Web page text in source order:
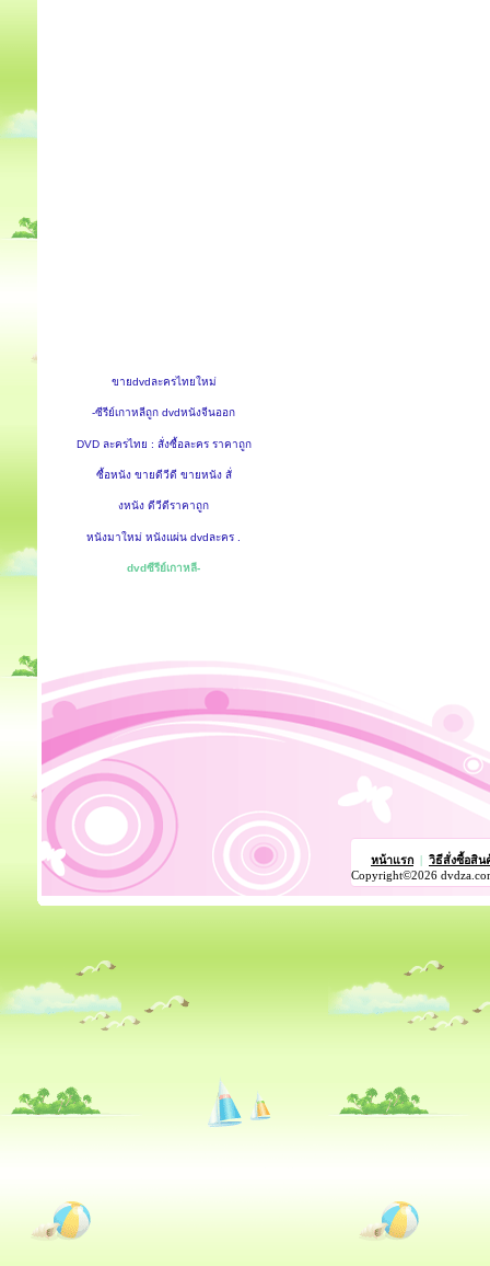
ขายdvdละครไทยใหม่
-ซีรีย์เกาหลีถูก dvdหนังจีนออก
DVD ละครไทย : สั่งซื้อละคร ราคาถูก
ซื้อหนัง ขายดีวีดี ขายหนัง สั่
งหนัง ดีวีดีราคาถูก
หนังมาใหม่ หนังแผ่น dvdละคร .
dvdซีรีย์เกาหลี-
หน้าแรก
วิธีสั่งซื้อสิน
Copyright©2026